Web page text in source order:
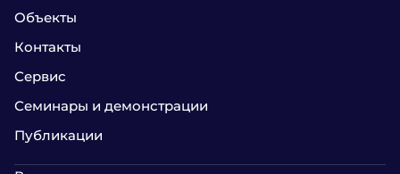
Объекты
Контакты
Сервис
Семинары и демонстрации
Публикации